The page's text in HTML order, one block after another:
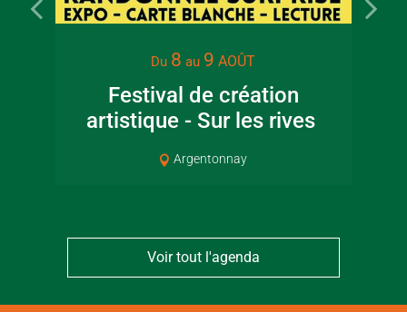
Du 8 au 9 AOÛT
Festival de création
artistique - Sur les rives
Argentonnay
Voir tout l'agenda